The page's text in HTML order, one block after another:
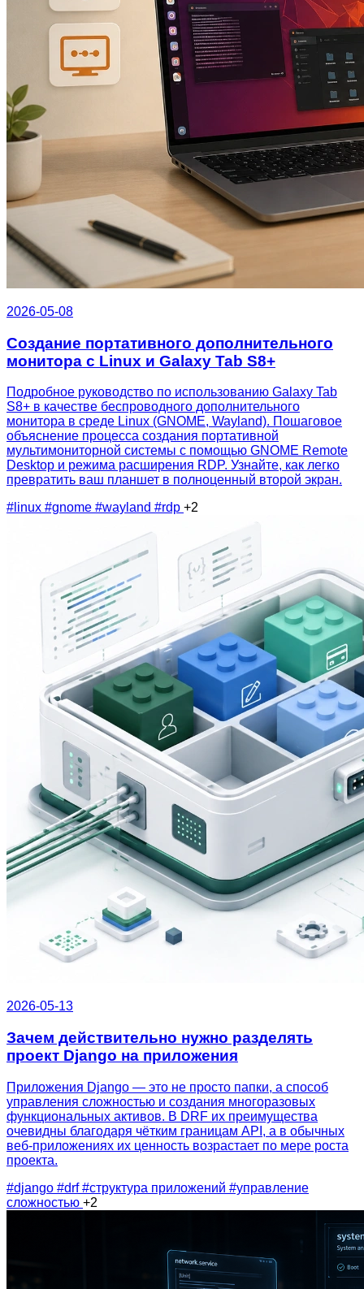
2026-05-08
Создание портативного дополнительного
монитора с Linux и Galaxy Tab S8+
Подробное руководство по использованию Galaxy Tab
S8+ в качестве беспроводного дополнительного
монитора в среде Linux (GNOME, Wayland). Пошаговое
объяснение процесса создания портативной
мультимониторной системы с помощью GNOME Remote
Desktop и режима расширения RDP. Узнайте, как легко
превратить ваш планшет в полноценный второй экран.
#linux #gnome #wayland #rdp +2
2026-05-13
Зачем действительно нужно разделять
проект Django на приложения
Приложения Django — это не просто папки, а способ
управления сложностью и создания многоразовых
функциональных активов. В DRF их преимущества
очевидны благодаря чётким границам API, а в обычных
веб-приложениях их ценность возрастает по мере роста
проекта.
#django #drf#структура приложений #управление
сложностью +2